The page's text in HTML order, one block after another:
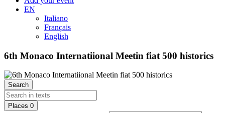
EN
Italiano
Français
English
6th Monaco Internatiional Meetin fiat 500 historics
Search
Places 0